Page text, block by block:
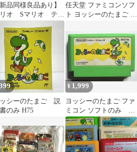
新品同様良品あり】
オ Sマリオ テト
ヨッシーのたまご
ソフト4本
任天堂 ファミコンソフ
ト ヨッシーのたまご ヨ
セット
シーのたまご 説
のみ H75
¥ 1,999
ヨッシーのたまご ファ
ミコン ソフトのみ 任
天堂 HVC-YO動作未確
認